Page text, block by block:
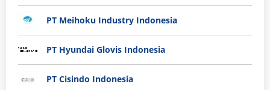
PT Meihoku Industry Indonesia
PT Hyundai Glovis Indonesia
PT Cisindo Indonesia